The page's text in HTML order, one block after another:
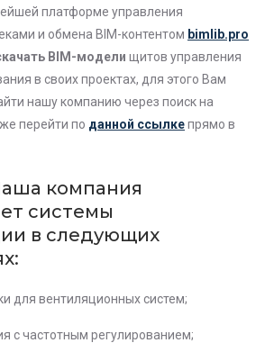
платформе управления
и обмена BIM-контентом bimlib.pro
BIM-модели щитов управления
в своих проектах, для этого Вам
нашу компанию через поиск на
перейти по данной ссылкепрямо в
компания
системы
в следующих
для вентиляционных систем;
с частотным регулированием;